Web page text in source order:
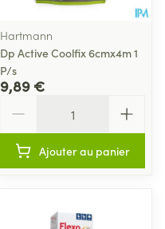
Hartmann
Dp Active Coolfix 6cmx4m 1
P/s
9,89 €
Ajouter au panier